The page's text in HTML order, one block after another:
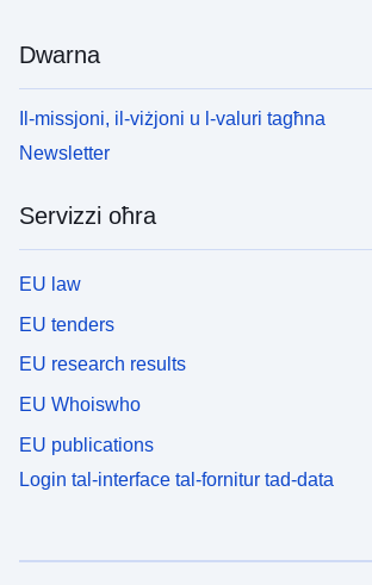
Dwarna
Il-missjoni, il-viżjoni u l-valuri tagħna
Newsletter
Servizzi oħra
EU law
EU tenders
EU research results
EU Whoiswho
EU publications
Login tal-interface tal-fornitur tad-data